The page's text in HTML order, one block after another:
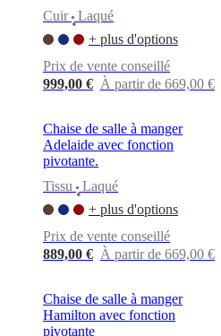
Cuir
•
Laqué
+ plus d'options
Prix de vente conseillé
999,00 € À partir de 669,00 €
Chaise de salle à manger
Adelaide avec fonction
pivotante.
Tissu
•
Laqué
+ plus d'options
Prix de vente conseillé
889,00 € À partir de 669,00 €
Chaise de salle à manger
Hamilton avec fonction
pivotante